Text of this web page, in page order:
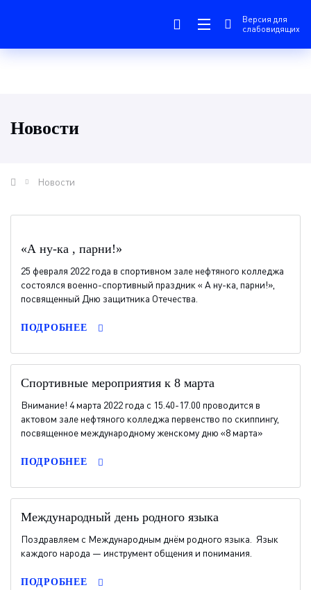
Версия для
слабовидящих
Новости
Новости
«А ну-ка , парни!»
25 февраля 2022 года в спортивном зале нефтяного колледжа
состоялся военно-спортивный праздник « А ну-ка, парни!»,
посвященный Дню защитника Отечества.
ПОДРОБНЕЕ
Спортивные мероприятия к 8 марта
Внимание! 4 марта 2022 года с 15.40-17.00 проводится в
актовом зале нефтяного колледжа первенство по скиппингу,
посвященное международному женскому дню «8 марта»
ПОДРОБНЕЕ
Международный день родного языка
Поздравляем с Международным днём родного языка. Язык
каждого народа — инструмент общения и понимания.
ПОДРОБНЕЕ